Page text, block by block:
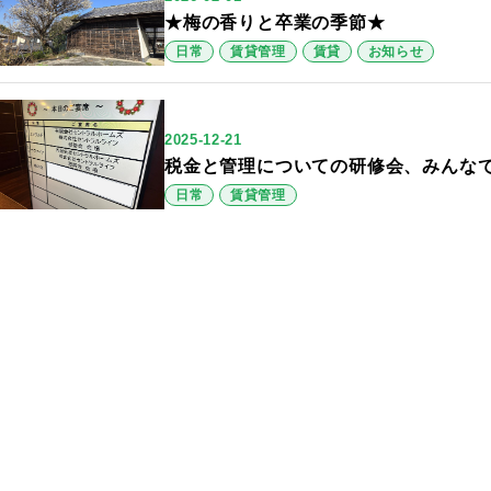
★梅の香りと卒業の季節★
日常 賃貸管理 賃貸 お知らせ
2025-12-21
税金と管理についての研修会、みんな
日常 賃貸管理